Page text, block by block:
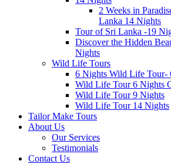
2 Weeks in
Lanka 14 Nights
Tour of Sri Lanka -19
Discover the Hidden
Nights
Wild Life Tours
6 Nights Wild Life Tour-
Wild Life Tour 6 Nights
Wild Life Tour 9 Nights
Wild Life Tour 14 Nights
Tailor Make Tours
About Us
Our Services
Testimonials
Contact Us